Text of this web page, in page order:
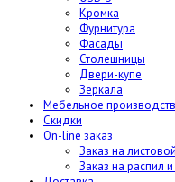
Кромка
Фурнитура
Фасады
Столешницы
Двери-купе
Зеркала
Мебельное
Скидки
On-line заказ
Заказ на
Заказ на распил